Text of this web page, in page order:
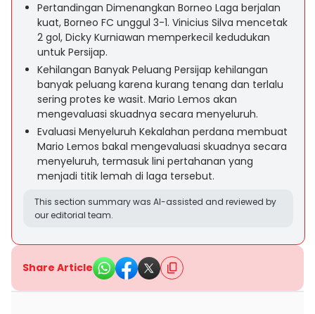
Pertandingan Dimenangkan Borneo Laga berjalan
kuat, Borneo FC unggul 3-1. Vinicius Silva mencetak
2 gol, Dicky Kurniawan memperkecil kedudukan
untuk Persijap.
Kehilangan Banyak Peluang Persijap kehilangan
banyak peluang karena kurang tenang dan terlalu
sering protes ke wasit. Mario Lemos akan
mengevaluasi skuadnya secara menyeluruh.
Evaluasi Menyeluruh Kekalahan perdana membuat
Mario Lemos bakal mengevaluasi skuadnya secara
menyeluruh, termasuk lini pertahanan yang
menjadi titik lemah di laga tersebut.
This section summary was AI-assisted and reviewed by
our editorial team.
Share Article